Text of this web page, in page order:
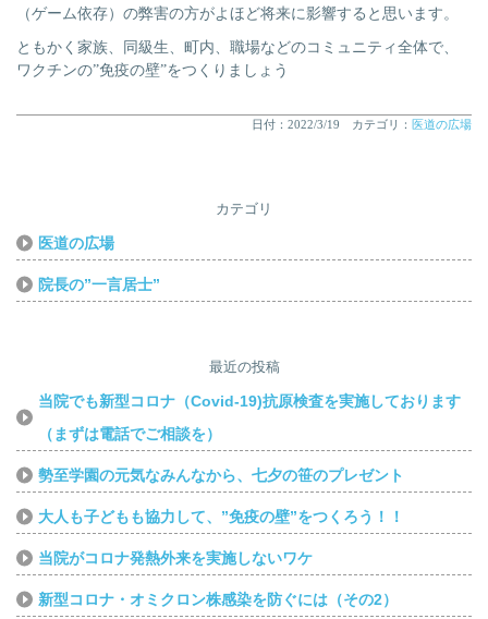
カテゴリ
医道の広場
院長の”一言居士”
最近の投稿
当院でも新型コロナ（Covid-19)抗原検査を実施しております
（まずは電話でご相談を）
勢至学園の元気なみんなから、七夕の笹のプレゼント
大人も子どもも協力して、”免疫の壁”をつくろう！！
当院がコロナ発熱外来を実施しないワケ
新型コロナ・オミクロン株感染を防ぐには（その2）
（ゲーム依存）の弊害の方がよほど将来に影響すると思います。
ともかく家族、同級生、町内、職場などのコミュニティ全体で、
ワクチンの”免疫の壁”をつくりましょう
日付：2022/3/19 カテゴリ： 医道の広場